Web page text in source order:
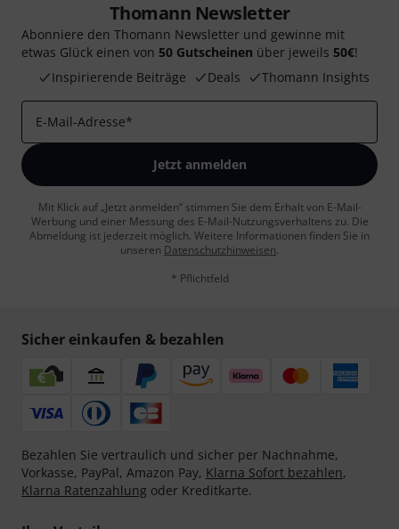
Thomann Newsletter
Abonniere den Thomann Newsletter und gewinne mit
etwas Glück einen von 50 Gutscheinen über jeweils 50€!
Inspirierende Beiträge
Deals Thomann Insights
E-Mail-Adresse*
Jetzt anmelden
Mit Klick auf „Jetzt anmelden“ stimmen Sie dem Erhalt von E-Mail-
Werbung und einer Messung des E-Mail-Nutzungsverhaltens zu. Die
Abmeldung ist jederzeit möglich. Weitere Informationen finden Sie in
unseren Datenschutzhinweisen.
* Pflichtfeld
Sicher einkaufen & bezahlen
Bezahlen Sie vertraulich und sicher per Nachnahme,
Vorkasse, PayPal, Amazon Pay, Klarna Sofort bezahlen,
Klarna Ratenzahlung oder Kreditkarte.